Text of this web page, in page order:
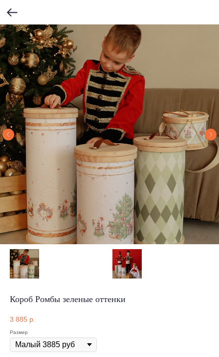
Короб Ромбы зеленые оттенки
3 885 р.
Размер